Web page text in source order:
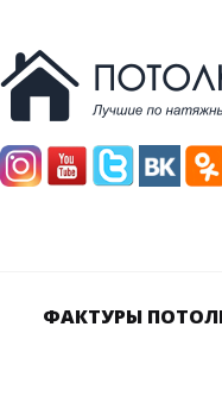
ФАКТУРЫ